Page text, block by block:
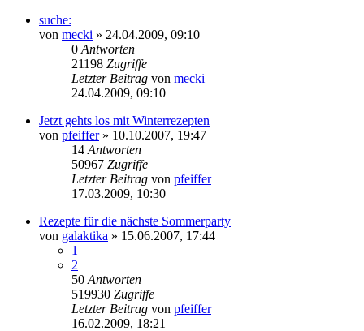
suche:
von mecki » 24.04.2009, 09:10
0 Antworten
21198 Zugriffe
Letzter Beitrag von mecki
24.04.2009, 09:10
Jetzt gehts los mit Winterrezepten
von pfeiffer» 10.10.2007, 19:47
14 Antworten
50967 Zugriffe
Letzter Beitrag von pfeiffer
17.03.2009, 10:30
Rezepte für die nächste Sommerparty
von galaktika » 15.06.2007, 17:44
1
2
50 Antworten
519930 Zugriffe
Letzter Beitrag von pfeiffer
16.02.2009, 18:21